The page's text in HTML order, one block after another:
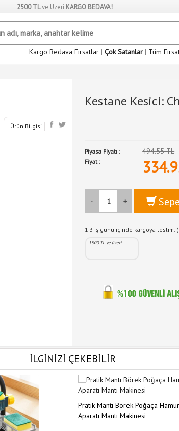
2500 TLve Üzeri KARGO BEDAVA!
Kargo Bedava Fırsatlar | Çok Satanlar | Tüm
Ürün Bilgisi
Kestane Kesici:
Piyasa Fiyatı : 494.55 TL
Fiyat :
- +
1-3 iş günü içinde kargoya teslim.
1500 TL ve üzeri
İLGİNİZİ ÇEKEBİLİR
Pratik Mantı Börek Poğaça
Aparatı Mantı Makinesi